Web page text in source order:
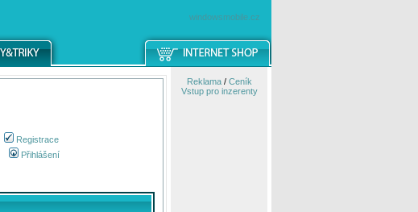
windowsmobile.cz
Registrace
Přihlášení
Reklama/ Ceník
Vstup pro inzerenty